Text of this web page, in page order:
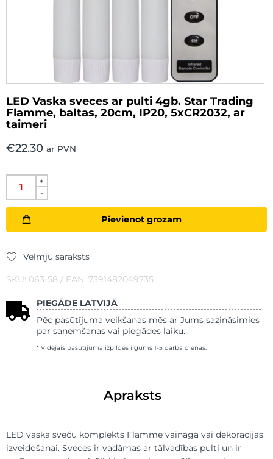
LED Vaska sveces ar pulti 4gb. Star Trading
Flamme, baltas, 20cm, IP20, 5xCR2032, ar
taimeri
€22.30 ar PVN
+
-
Pievienot grozam
Vēlmju saraksts
SKU: 063-58 / EAN: 7391482049735
PIEGĀDE LATVIJĀ
Pēc pasūtījuma veikšanas mēs ar Jums sazināsimies
par saņemšanas vai piegādes laiku.
* Vidējais pasūtījuma izpildes ilgums 1-5 darba dienas.
Apraksts
LED vaska sveču komplekts Flamme vainaga vai dekorācijas
izveidošanai. Sveces ir vadāmas ar tālvadības pulti un ir